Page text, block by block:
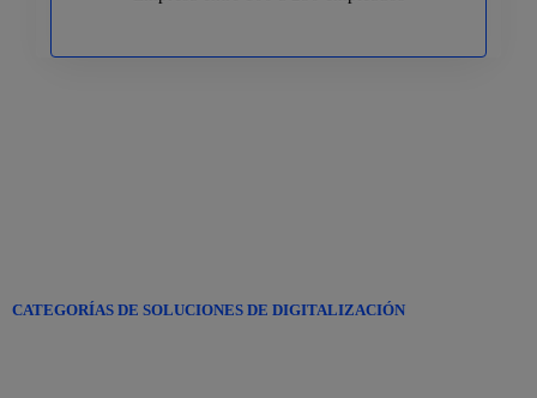
CATEGORÍAS DE SOLUCIONES DE DIGITALIZACIÓN